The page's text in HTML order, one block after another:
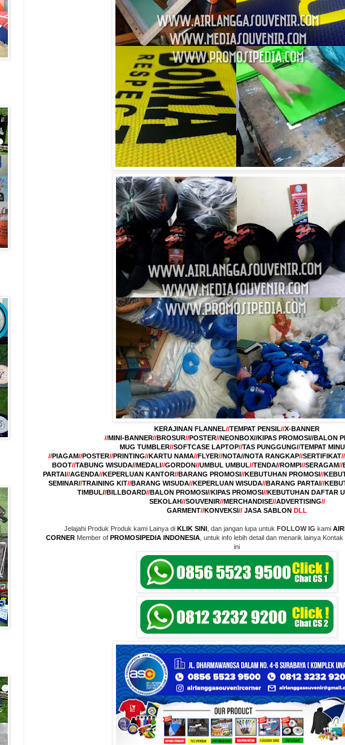
KERAJINAN FLANNEL//TEMPAT PENSIL//X-BANNER
//MINI-BANNER//BROSUR//POSTER//NEONBOX//KIPAS PROMOSI//BALON
MUG TUMBLER//SOFTCASE LAPTOP//TAS PUNGGUNG//TEMPAT
//PIAGAM//POSTER//PRINTING//KARTU NAMA//FLYER//NOTA//NOTA RANGKAP//SERTIFIKAT//
BOOT//TABUNG WISUDA//MEDALI//GORDON//UMBUL UMBUL//TENDA//ROMPI//SERAGAM//
PARTAI//AGENDA//KEPERLUAN KANTOR//BARANG PROMOSI//KEBUTUHAN PROMOSI//
SEMINAR//TRAINING KIT//BARANG WISUDA//KEPERLUAN WISUDA//BARANG PARTAI//
TIMBUL//BILLBOARD//BALON PROMOSI//KIPAS PROMOSI//KEBUTUHAN DAFTAR
SEKOLAH//SOUVENIR//MERCHANDISE//ADVERTISING//
GARMENT//KONVEKSI// JASA SABLON DLL
Jelajahi Produk Produk kami Lainya di KLIK SINI, dan jangan lupa untuk FOLLOW IG kami
CORNERMember of PROMOSIPEDIA INDONESIA, untuk info lebih detail dan menarik lainya
ini